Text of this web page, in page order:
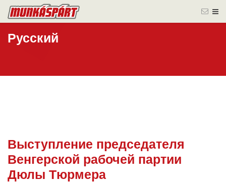
Русский
02 nov.
2016
Выступление председателя
Венгерской рабочей партии
Дюлы Тюрмера